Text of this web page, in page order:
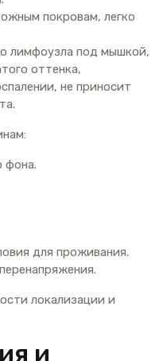
покровам, легко
лимфоузла под мышкой,
оттенка,
не приносит
фона.
для проживания.
и